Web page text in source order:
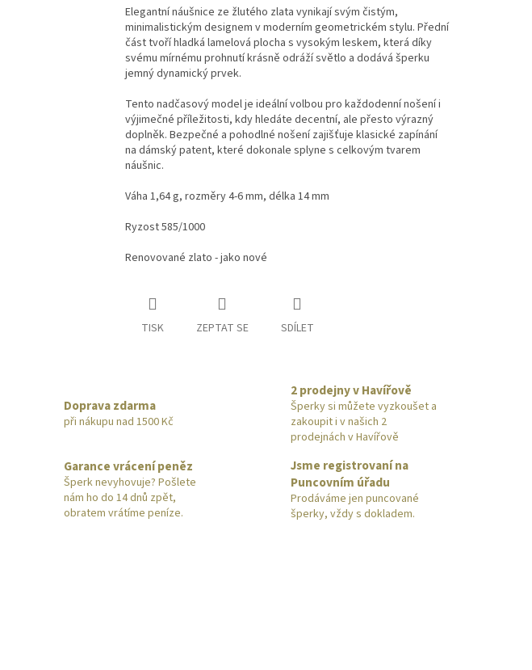
Elegantní náušnice ze žlutého zlata vynikají svým čistým,
minimalistickým designem v moderním geometrickém stylu. Přední
část tvoří hladká lamelová plocha s vysokým leskem, která díky
svému mírnému prohnutí krásně odráží světlo a dodává šperku
jemný dynamický prvek.
Tento nadčasový model je ideální volbou pro každodenní nošení i
výjimečné příležitosti, kdy hledáte decentní, ale přesto výrazný
doplněk. Bezpečné a pohodlné nošení zajišťuje klasické zapínání
na dámský patent, které dokonale splyne s celkovým tvarem
náušnic.
Váha 1,64 g, rozměry 4-6 mm, délka 14 mm
Ryzost 585/1000
Renovované zlato - jako nové
TISK ZEPTAT SE SDÍLET
Doprava zdarma
při nákupu nad 1500 Kč
2 prodejny v Havířově
Šperky si můžete vyzkoušet a
zakoupit i v našich 2
prodejnách v Havířově
Garance vrácení peněz
Šperk nevyhovuje? Pošlete
nám ho do 14 dnů zpět,
obratem vrátíme peníze.
Jsme registrovaní na
Puncovním úřadu
Prodáváme jen puncované
šperky, vždy s dokladem.